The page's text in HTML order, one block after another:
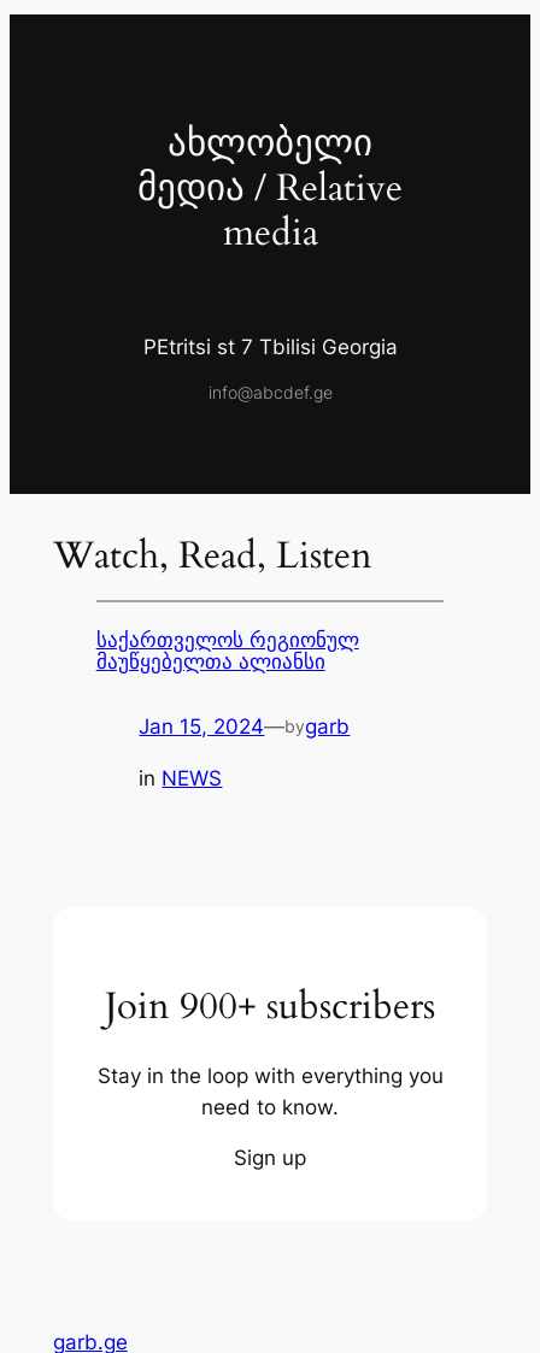
ახლობელი
მედია / Relative
media
PEtritsi st 7 Tbilisi Georgia
info@abcdef.ge
Watch, Read, Listen
საქართველოს რეგიონულ
მაუწყებელთა ალიანსი
Jan 15, 2024—bygarb
in NEWS
Join 900+ subscribers
Stay in the loop with everything you
need to know.
Sign up
garb.ge